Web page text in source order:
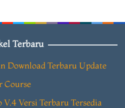
Terbaru
Download Terbaru Update
Course
Versi Terbaru Tersedia